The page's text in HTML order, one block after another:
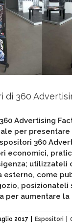
di 360
Advertising
per
360
economici,
utilizzateli
esterno, come
posizionateli
per aumentare la
2017 Espositori